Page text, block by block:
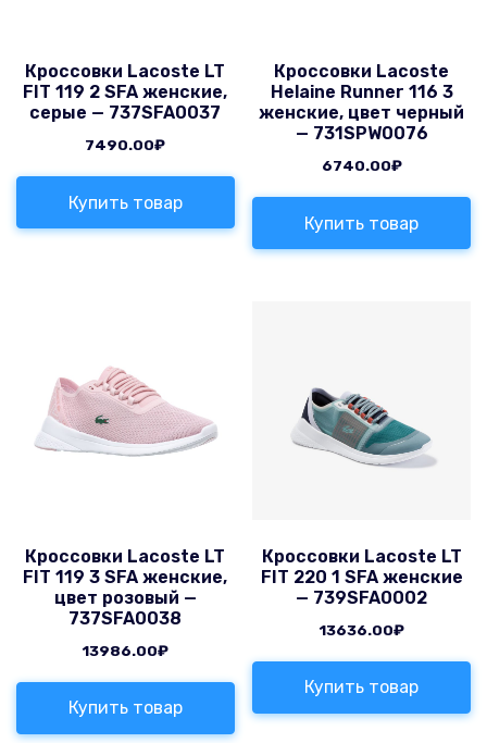
Кроссовки Lacoste LT
FIT 119 2 SFA женские,
серые — 737SFA0037
7490.00₽
Купить товар
Кроссовки Lacoste
Helaine Runner 116 3
женские, цвет черный
— 731SPW0076
6740.00₽
Купить товар
Кроссовки Lacoste LT
FIT 119 3 SFA женские,
цвет розовый —
737SFA0038
13986.00₽
Купить товар
Кроссовки Lacoste LT
FIT 220 1 SFA женские
— 739SFA0002
13636.00₽
Купить товар